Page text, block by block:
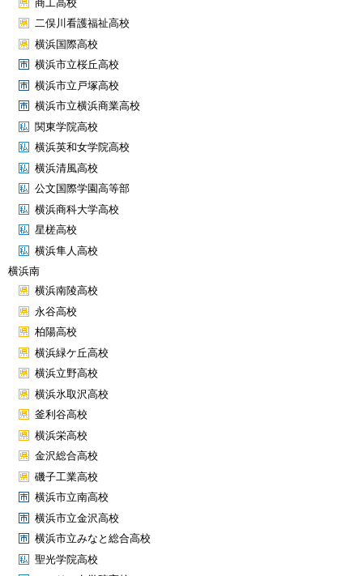
商工高校
二俣川看護福祉高校
横浜国際高校
横浜市立桜丘高校
横浜市立戸塚高校
横浜市立横浜商業高校
関東学院高校
横浜英和女学院高校
横浜清風高校
公文国際学園高等部
横浜商科大学高校
星槎高校
横浜隼人高校
横浜南
横浜南陵高校
永谷高校
柏陽高校
横浜緑ケ丘高校
横浜立野高校
横浜氷取沢高校
釜利谷高校
横浜栄高校
金沢総合高校
磯子工業高校
横浜市立南高校
横浜市立金沢高校
横浜市立みなと総合高校
聖光学院高校